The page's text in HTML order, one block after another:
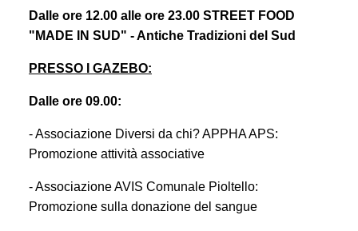
Dalle ore 12.00 alle ore 23.00 STREET FOOD
"MADE IN SUD" - Antiche Tradizioni del Sud
PRESSO I GAZEBO:
Dalle ore 09.00:
-Associazione Diversi da chi? APPHA APS:
Promozione attività associative
-AssociazioneAVIS Comunale Pioltello:
Promozione sulla donazione del sangue